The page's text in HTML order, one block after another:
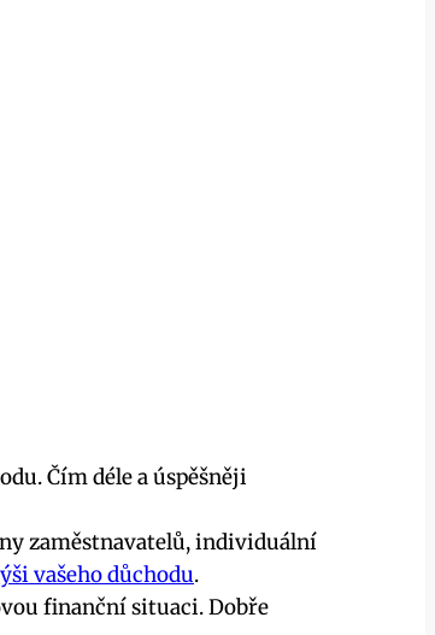
Čím déle a úspěšněji
zaměstnavatelů, individuální
vašeho důchodu.
finanční situaci. Dobře